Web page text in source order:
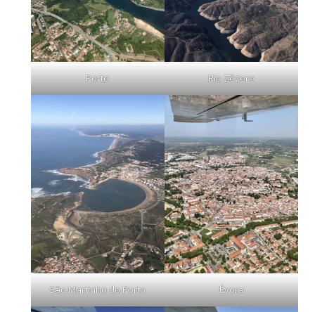
Porto Rio Zêzere
São Martinho do Porto Évora